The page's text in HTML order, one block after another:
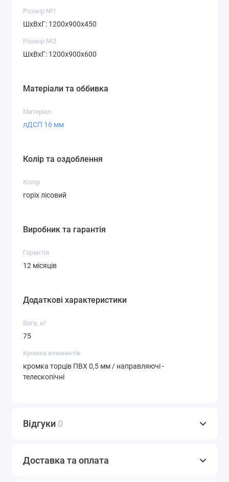
Розмір №1
ШхВхГ: 1200х900х450
Розмір №2
ШхВхГ: 1200х900х600
Матеріали та оббивка
Матеріал
лДСП 16 мм
Колір та оздоблення
Колір
горіх лісовий
Виробник та гарантія
Гарантія
12 місяців
Додаткові характеристики
Вага, кг
75
Кромка елементів
кромка торців ПВХ 0,5 мм / направляючі -
телескопічні
Відгуки 0
Доставка та оплата